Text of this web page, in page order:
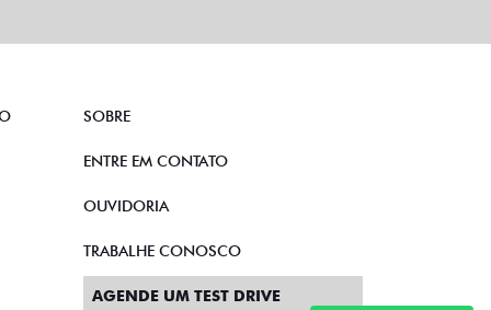
SOBRE
ENTRE EM CONTATO
OUVIDORIA
TRABALHE CONOSCO
AGENDE UM TEST DRIVE